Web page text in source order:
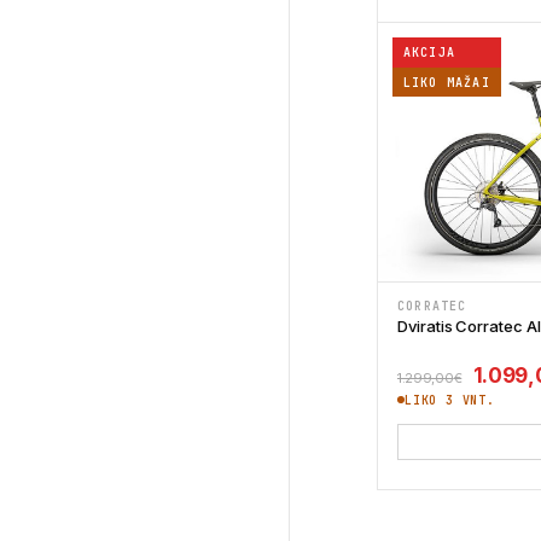
AKCIJA
LIKO MAŽAI
CORRATEC
Dviratis Corratec
1.299,00€
LIKO 3 VNT.